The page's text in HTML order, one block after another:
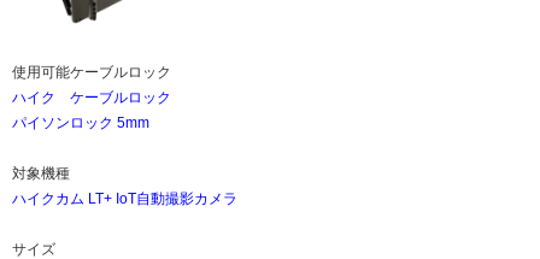
使用可能ケーブルロック
ハイク ケーブルロック
パイソンロック 5mm
対象機種
ハイクカム LT+ IoT自動撮影カメラ
サイズ